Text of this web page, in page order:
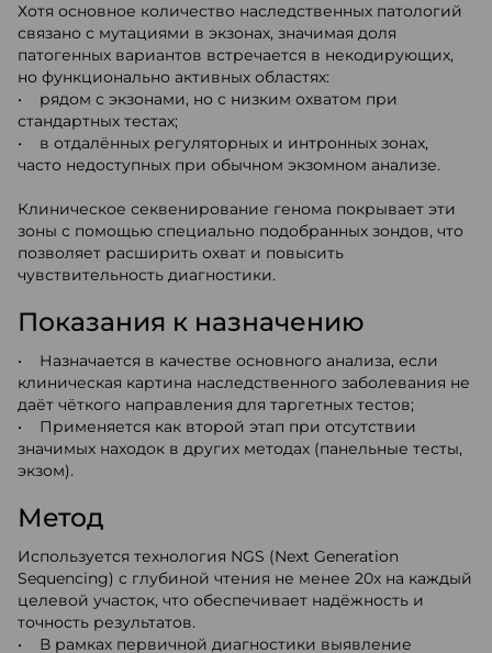
Хотя основное количество наследственных патологий
связано с мутациями в экзонах, значимая доля
патогенных вариантов встречается в некодирующих,
но функционально активных областях:
• рядом с экзонами, но с низким охватом при
стандартных тестах;
• в отдалённых регуляторных и интронных зонах,
часто недоступных при обычном экзомном анализе.
Клиническое секвенирование генома покрывает эти
зоны с помощью специально подобранных зондов, что
позволяет расширить охват и повысить
чувствительность диагностики.
Показания к назначению
• Назначается в качестве основного анализа, если
клиническая картина наследственного заболевания не
даёт чёткого направления для таргетных тестов;
• Применяется как второй этап при отсутствии
значимых находок в других методах (панельные тесты,
экзом).
Метод
Используется технология NGS (Next Generation
Sequencing) с глубиной чтения не менее 20x на каждый
целевой участок, что обеспечивает надёжность и
точность результатов.
• В рамках первичной диагностики выявление